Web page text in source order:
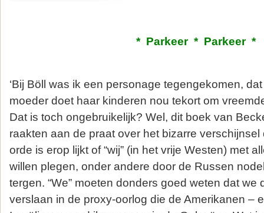
* Parkeer * Parkeer *
‘Bij Böll was ik een personage tegengekomen,
moeder doet haar kinderen nou tekort om
Dat is toch ongebruikelijk? Wel, dit boek van
raakten aan de praat over het bizarre
orde is erop lijkt of “wij” (in het vrije Westen) met
willen plegen, onder andere door de Russen
tergen. “We” moeten donders goed weten dat we
verslaan in de proxy-oorlog die de Amerikanen –